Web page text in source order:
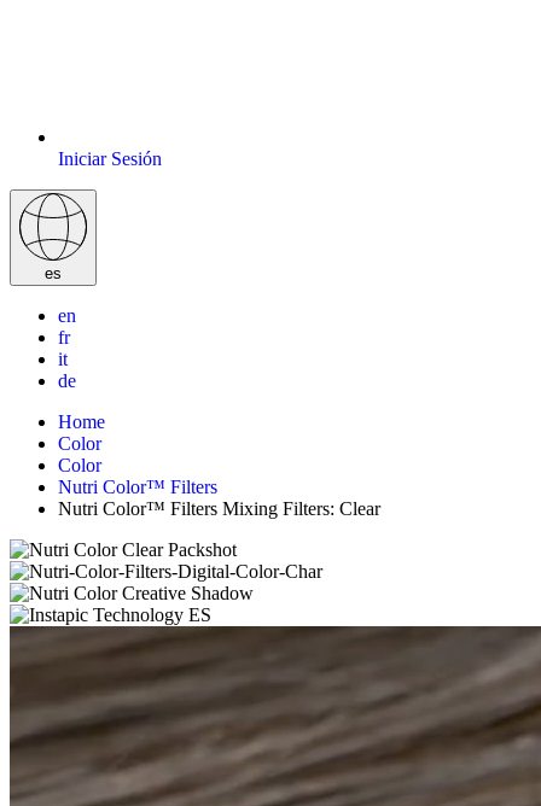
Iniciar Sesión
es
en
fr
it
de
Home
Color
Color
Nutri Color™ Filters
Nutri Color™ Filters Mixing Filters: Clear